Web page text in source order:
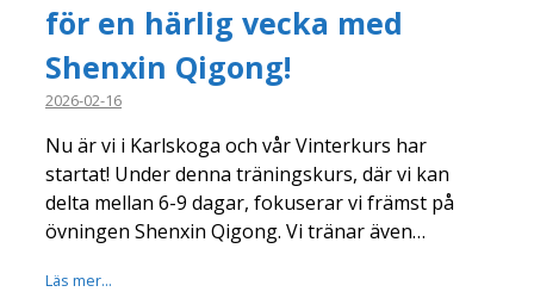
för en härlig vecka med
Shenxin Qigong!
2026-02-16
Nu är vi i Karlskoga och vår Vinterkurs har
startat! Under denna träningskurs, där vi kan
delta mellan 6-9 dagar, fokuserar vi främst på
övningen Shenxin Qigong. Vi tränar även…
Läs mer...